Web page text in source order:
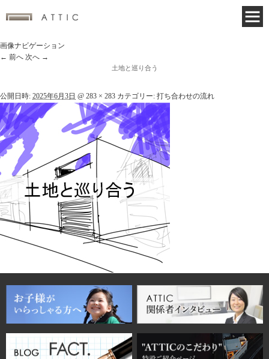
画像ナビゲーション
← 前へ 次へ →
土地と巡り合う
公開日時: 2025年6月3日 @ 283 × 283 カテゴリー: 打ち合わせの流れ